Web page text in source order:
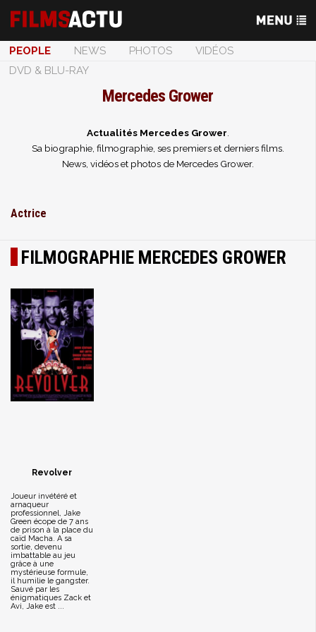
PEOPLE NEWS PHOTOS
VIDÉOS
DVD & BLU-RAY
Mercedes Grower
Actualités Mercedes Grower
Sa biographie, filmographie, ses premiers et derniers films.
News, vidéos et photos de Mercedes Grower.
Actrice
FILMOGRAPHIE MERCEDES GROWER
Revolver
Joueur invétéré et
arnaqueur
professionnel, Jake
Green écope de 7 ans
de prison à la place du
caïd Macha. A sa
sortie, devenu
imbattable au jeu
grâce à une
mystérieuse formule,
il humilie le gangster.
Sauvé par les
énigmatiques Zack et
Avi, Jake est ...